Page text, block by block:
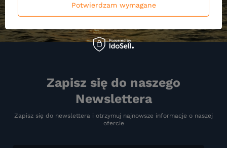
Zapisz się do naszego
Newslettera
Zapisz się do newslettera i otrzymuj najnowsze informacje o naszej
ofercie
Potwierdzam wymagane